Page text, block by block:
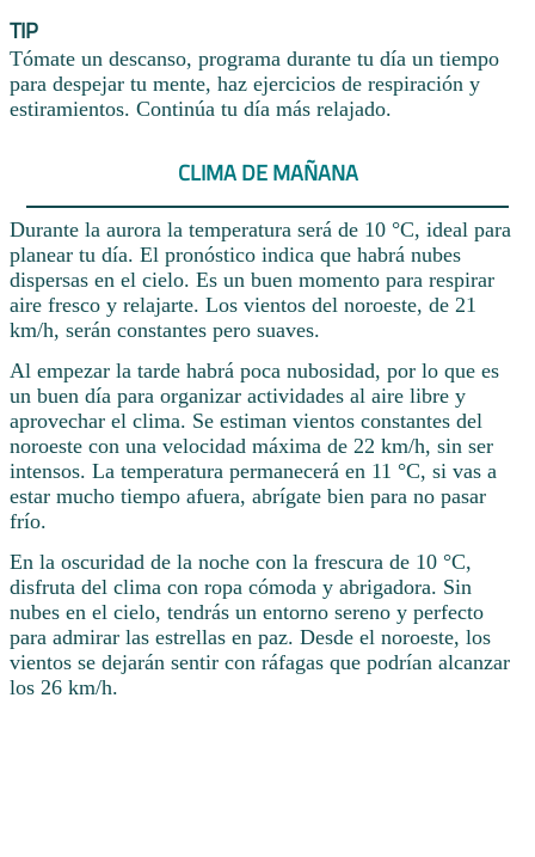
TIP
Tómate un descanso, programa durante tu día un tiempo
para despejar tu mente, haz ejercicios de respiración y
estiramientos. Continúa tu día más relajado.
CLIMA DE MAÑANA
Durante la aurora la temperatura será de 10 °C, ideal para
planear tu día. El pronóstico indica que habrá nubes
dispersas en el cielo. Es un buen momento para respirar
aire fresco y relajarte. Los vientos del noroeste, de 21
km/h, serán constantes pero suaves.
Al empezar la tarde habrá poca nubosidad, por lo que es
un buen día para organizar actividades al aire libre y
aprovechar el clima. Se estiman vientos constantes del
noroeste con una velocidad máxima de 22 km/h, sin ser
intensos. La temperatura permanecerá en 11 °C, si vas a
estar mucho tiempo afuera, abrígate bien para no pasar
frío.
En la oscuridad de la noche con la frescura de 10 °C,
disfruta del clima con ropa cómoda y abrigadora. Sin
nubes en el cielo, tendrás un entorno sereno y perfecto
para admirar las estrellas en paz. Desde el noroeste, los
vientos se dejarán sentir con ráfagas que podrían alcanzar
los 26 km/h.